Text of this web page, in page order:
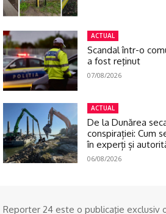
ACTUAL
Scandal într-o
a fost reţinut
07/08/2026
ACTUAL
De la Dunărea
conspirației: Cum
în experți și
06/08/2026
Reporter 24 este o publicaţie exclusiv